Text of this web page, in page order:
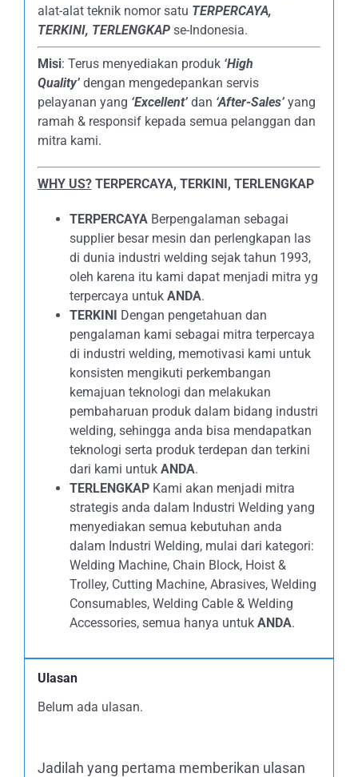
alat-alat teknik nomor satu TERPERCAYA,
TERKINI, TERLENGKAPse-Indonesia.
Misi: Terus menyediakan produk ‘High
Quality’dengan mengedepankan servis
pelayanan yang ‘Excellent’dan ‘After-Sales’yang
ramah & responsif kepada semua pelanggan dan
mitra kami.
WHY US? TERPERCAYA, TERKINI, TERLENGKAP
TERPERCAYABerpengalaman sebagai
supplier besar mesin dan perlengkapan las
di dunia industri welding sejak tahun 1993,
oleh karena itu kami dapat menjadi mitra yg
terpercaya untuk ANDA.
TERKINI Dengan pengetahuan dan
pengalaman kami sebagai mitra terpercaya
di industri welding, memotivasi kami untuk
konsisten mengikuti perkembangan
kemajuan teknologi dan melakukan
pembaharuan produk dalam bidang industri
welding, sehingga anda bisa mendapatkan
teknologi serta produk terdepan dan terkini
dari kami untuk ANDA.
TERLENGKAPKami akan menjadi mitra
strategis anda dalam Industri Welding yang
menyediakan semua kebutuhan anda
dalam Industri Welding, mulai dari kategori:
Welding Machine, Chain Block, Hoist &
Trolley, Cutting Machine, Abrasives, Welding
Consumables, Welding Cable & Welding
Accessories, semua hanya untuk ANDA.
Ulasan
Belum ada ulasan.
Jadilah yang pertama memberikan ulasan